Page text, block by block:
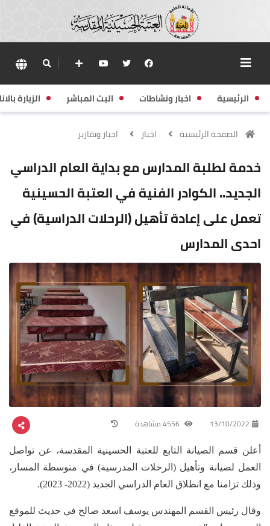
الرئيسية اخبار ونشاطات البث المباشر الزيارة
الصفحة الرئيسية اخبار اخبار وتقارير
خدمة لطلبة المدارس مع بداية العام الدراسي
الجديد.. الكوادر الفنية في العتبة الحسينية
تعمل على إعادة تأهيل (الرحلات الدراسية) في
احدى المدارس
13/10/2022
أعلن قسم الصيانة التابع للعتبة الحسينية المقدسة، عن تواصل
العمل لصيانة وتأهيل (الرحلات المدرسية) في متوسطة المسار،
وذلك تزامنا مع انطلاق العام الدراسي الجديد (2022- 2023).
وقال رئيس القسم المهندس يوسف اسعد صالح في حديث للموقع